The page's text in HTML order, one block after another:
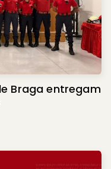
Braga entregam